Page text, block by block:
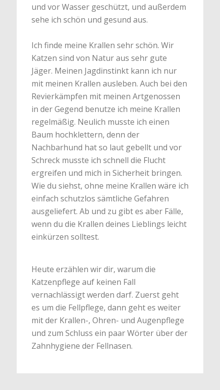
und vor Wasser geschützt, und außerdem
sehe ich schön und gesund aus.
Ich finde meine Krallen sehr schön. Wir
Katzen sind von Natur aus sehr gute
Jäger. Meinen Jagdinstinkt kann ich nur
mit meinen Krallen ausleben. Auch bei den
Revierkämpfen mit meinen Artgenossen
in der Gegend benutze ich meine Krallen
regelmäßig. Neulich musste ich einen
Baum hochklettern, denn der
Nachbarhund hat so laut gebellt und vor
Schreck musste ich schnell die Flucht
ergreifen und mich in Sicherheit bringen.
Wie du siehst, ohne meine Krallen wäre ich
einfach schutzlos sämtliche Gefahren
ausgeliefert. Ab und zu gibt es aber Fälle,
wenn du die Krallen deines Lieblings leicht
einkürzen solltest.
Heute erzählen wir dir, warum die
Katzenpflege auf keinen Fall
vernachlässigt werden darf. Zuerst geht
es um die Fellpflege, dann geht es weiter
mit der Krallen-, Ohren- und Augenpflege
und zum Schluss ein paar Wörter über der
Zahnhygiene der Fellnasen.